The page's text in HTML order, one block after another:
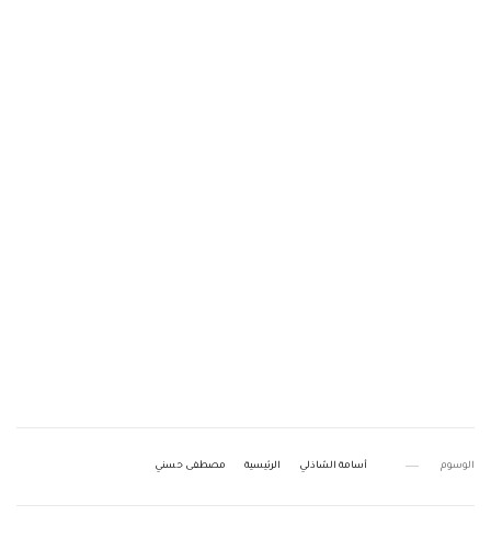
الوسوم أسامة الشاذلي الرئيسية مصطفى حسني